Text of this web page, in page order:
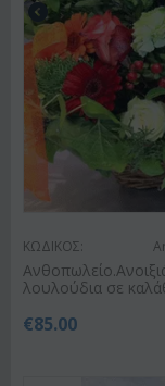
ΚΩΔΙΚΟΣ:
λουλούδια σε
€85.00